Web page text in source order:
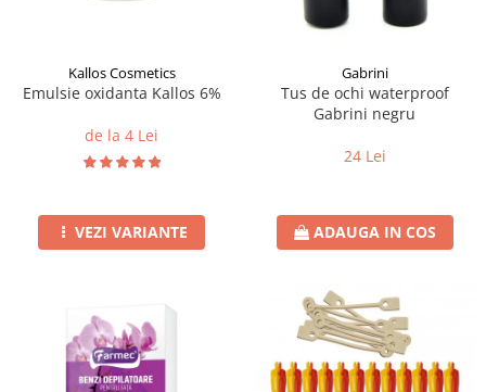
Kallos Cosmetics
Emulsie oxidanta Kallos 6%
de la 4 Lei
VEZI VARIANTE
Gabrini
Tus de ochi waterproof
Gabrini negru
24 Lei
ADAUGA IN COS